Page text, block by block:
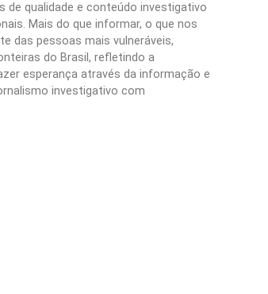
de qualidade e conteúdo investigativo
Mais do que informar, o que nos
das pessoas mais vulneráveis,
do Brasil, refletindo a
esperança através da informação e
investigativo com